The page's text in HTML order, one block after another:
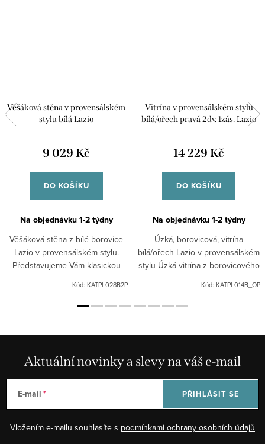
Věšáková stěna v provensálském
stylu bílá Lazio
9 029 Kč
DO KOŠÍKU
Na objednávku 1-2 týdny
Věšáková stěna z bílé borovice
Lazio v provensálském stylu.
Představujeme Vám klasickou
bílém provedení, která působí...
Kód: KATPL028B2P
Vitrína v provensálském stylu
bílá/ořech pravá 2dv. 1zás. Lazio
14 229 Kč
DO KOŠÍKU
Na objednávku 1-2 týdny
Úzká, borovicová, vitrína
bílá/ořech Lazio v provensálském
stylu Úzká vitrína z borovicového
rozměrům, umožňuje ukládat věci
různými způsoby. Za...
Kód: KATPL014B_OP
Aktuální novinky a slevy na váš e-mail
E-mail
Vložením e-mailu souhlasíte s podmínkami ochrany osobních údajů
PŘIHLÁSIT SE